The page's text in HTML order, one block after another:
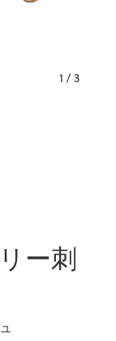
1 / 3
ー刺